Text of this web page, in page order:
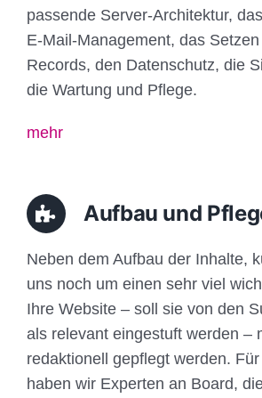
passende Server-Architektur,
E-Mail-Management, das
Records, den Datenschutz, die
die Wartung und Pflege.
mehr
Aufbau und
Neben dem Aufbau der Inhalte,
uns noch um einen sehr viel
Ihre Website – soll sie von den
als relevant eingestuft werden –
redaktionell gepflegt werden.
haben wir Experten an Board,